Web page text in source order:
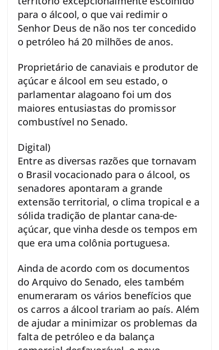
para o álcool, o que vai redimir o
Senhor Deus de não nos ter concedido
o petróleo há 20 milhões de anos.
Proprietário de canaviais e produtor de
açúcar e álcool em seu estado, o
parlamentar alagoano foi um dos
maiores entusiastas do promissor
combustível no Senado.
Digital)
Entre as diversas razões que tornavam
o Brasil vocacionado para o álcool, os
senadores apontaram a grande
extensão territorial, o clima tropical e a
sólida tradição de plantar cana-de-
açúcar, que vinha desde os tempos em
que era uma colônia portuguesa.
Ainda de acordo com os documentos
do Arquivo do Senado, eles também
enumeraram os vários benefícios que
os carros a álcool trariam ao país. Além
de ajudar a minimizar os problemas da
falta de petróleo e da balança